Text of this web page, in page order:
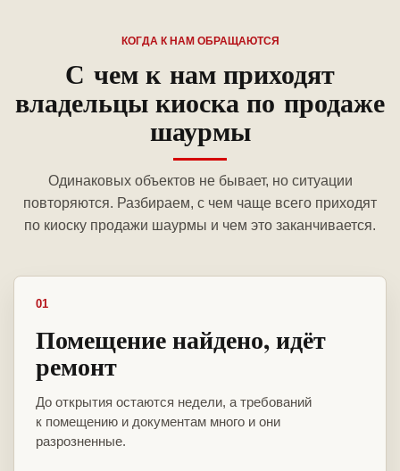
КОГДА К НАМ ОБРАЩАЮТСЯ
С чем к нам приходят
владельцы киоска по продаже
шаурмы
Одинаковых объектов не бывает, но ситуации
повторяются. Разбираем, с чем чаще всего приходят
по киоску продажи шаурмы и чем это заканчивается.
01
Помещение найдено, идёт
ремонт
До открытия остаются недели, а требований
к помещению и документам много и они
разрозненные.